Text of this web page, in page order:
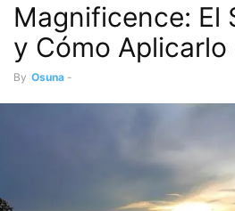
Magnificence: El
y Cómo Aplicarlo
By Osuna -